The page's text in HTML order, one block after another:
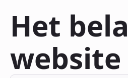
Het
website